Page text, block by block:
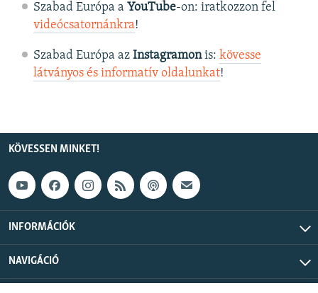
Szabad Európa a YouTube-on: iratkozzon fel
videócsatornánkra!
Szabad Európa az Instagramonis: kövesse
látványos és informatív oldalunkat! ​
KÖVESSEN MINKET!
INFORMÁCIÓK
NAVIGÁCIÓ